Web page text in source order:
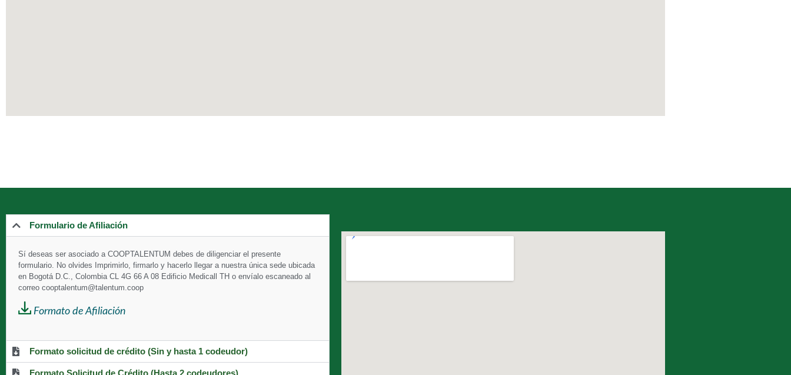
Formulario de Afiliación
Sí deseas ser asociado a COOPTALENTUM debes de diligenciar el presente
formulario. No olvides Imprimirlo, firmarlo y hacerlo llegar a nuestra única sede ubicada
en Bogotá D.C., Colombia CL 4G 66 A 08 Edificio Medicall TH o envíalo escaneado al
correo cooptalentum@talentum.coop
Formato de Afiliación
Formato solicitud de crédito (Sin y hasta 1 codeudor)
Formato Solicitud de Crédito (Hasta 2 codeudores)